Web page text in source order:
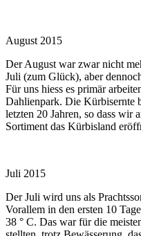
August 2015
Der August war zwar nicht
Juli (zum Glück), aber
Für uns hiess es primär
Dahlienpark. Die Kürbisernte
letzten 20 Jahren, so dass wir
Sortiment das Kürbisland
Juli 2015
Der Juli wird uns als
Vorallem in den ersten 10
38 ° C. Das war für die